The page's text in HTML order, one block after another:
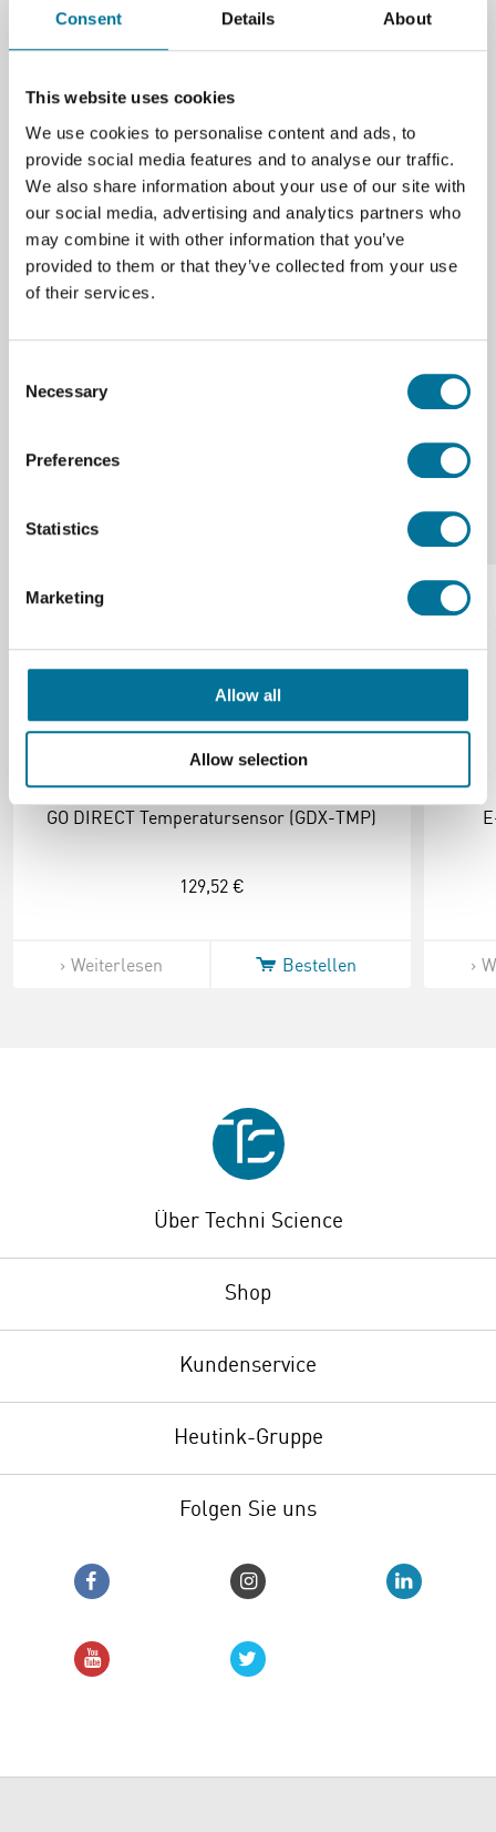
Consent Details About
This website uses cookies
We use cookies to personalise content and ads, to
provide social media features and to analyse our traffic.
We also share information about your use of our site with
our social media, advertising and analytics partners who
may combine it with other information that you’ve
provided to them or that they’ve collected from your use
of their services.
Selection
Necessary
Preferences
Statistics
Marketing
Allow all
Allow selection
Seite drucken
Beschreibung
Datalogger und Sensorsystem für präzise Messdaten,
robuste Bauweise und einfache Integration in
technische Projekte. Unterstützt Datenanalyse und
Echtzeitüberwachung, geeignet für Anwendungen in
die Sammlung und Verarbeitung von Messdaten ohne
GO DIRECT Temperatursensor (GDX-TMP)
129,52 €
Weiterlesen Bestellen
Über Techni Science
Shop
Kundenservice
Heutink-Gruppe
Folgen Sie uns